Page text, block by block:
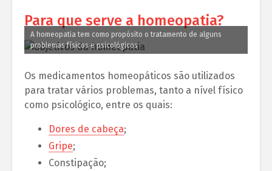
Para que serve a homeopatia?
A homeopatia tem como propósito o tratamento de alguns
problemas físicos e psicológicos
Os medicamentos homeopáticos são utilizados
para tratar vários problemas, tanto a nível físico
como psicológico, entre os quais:
Dores de cabeça;
Gripe;
Constipação;